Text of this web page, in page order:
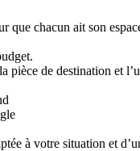
que chacun ait son
de destination et
à votre situation et